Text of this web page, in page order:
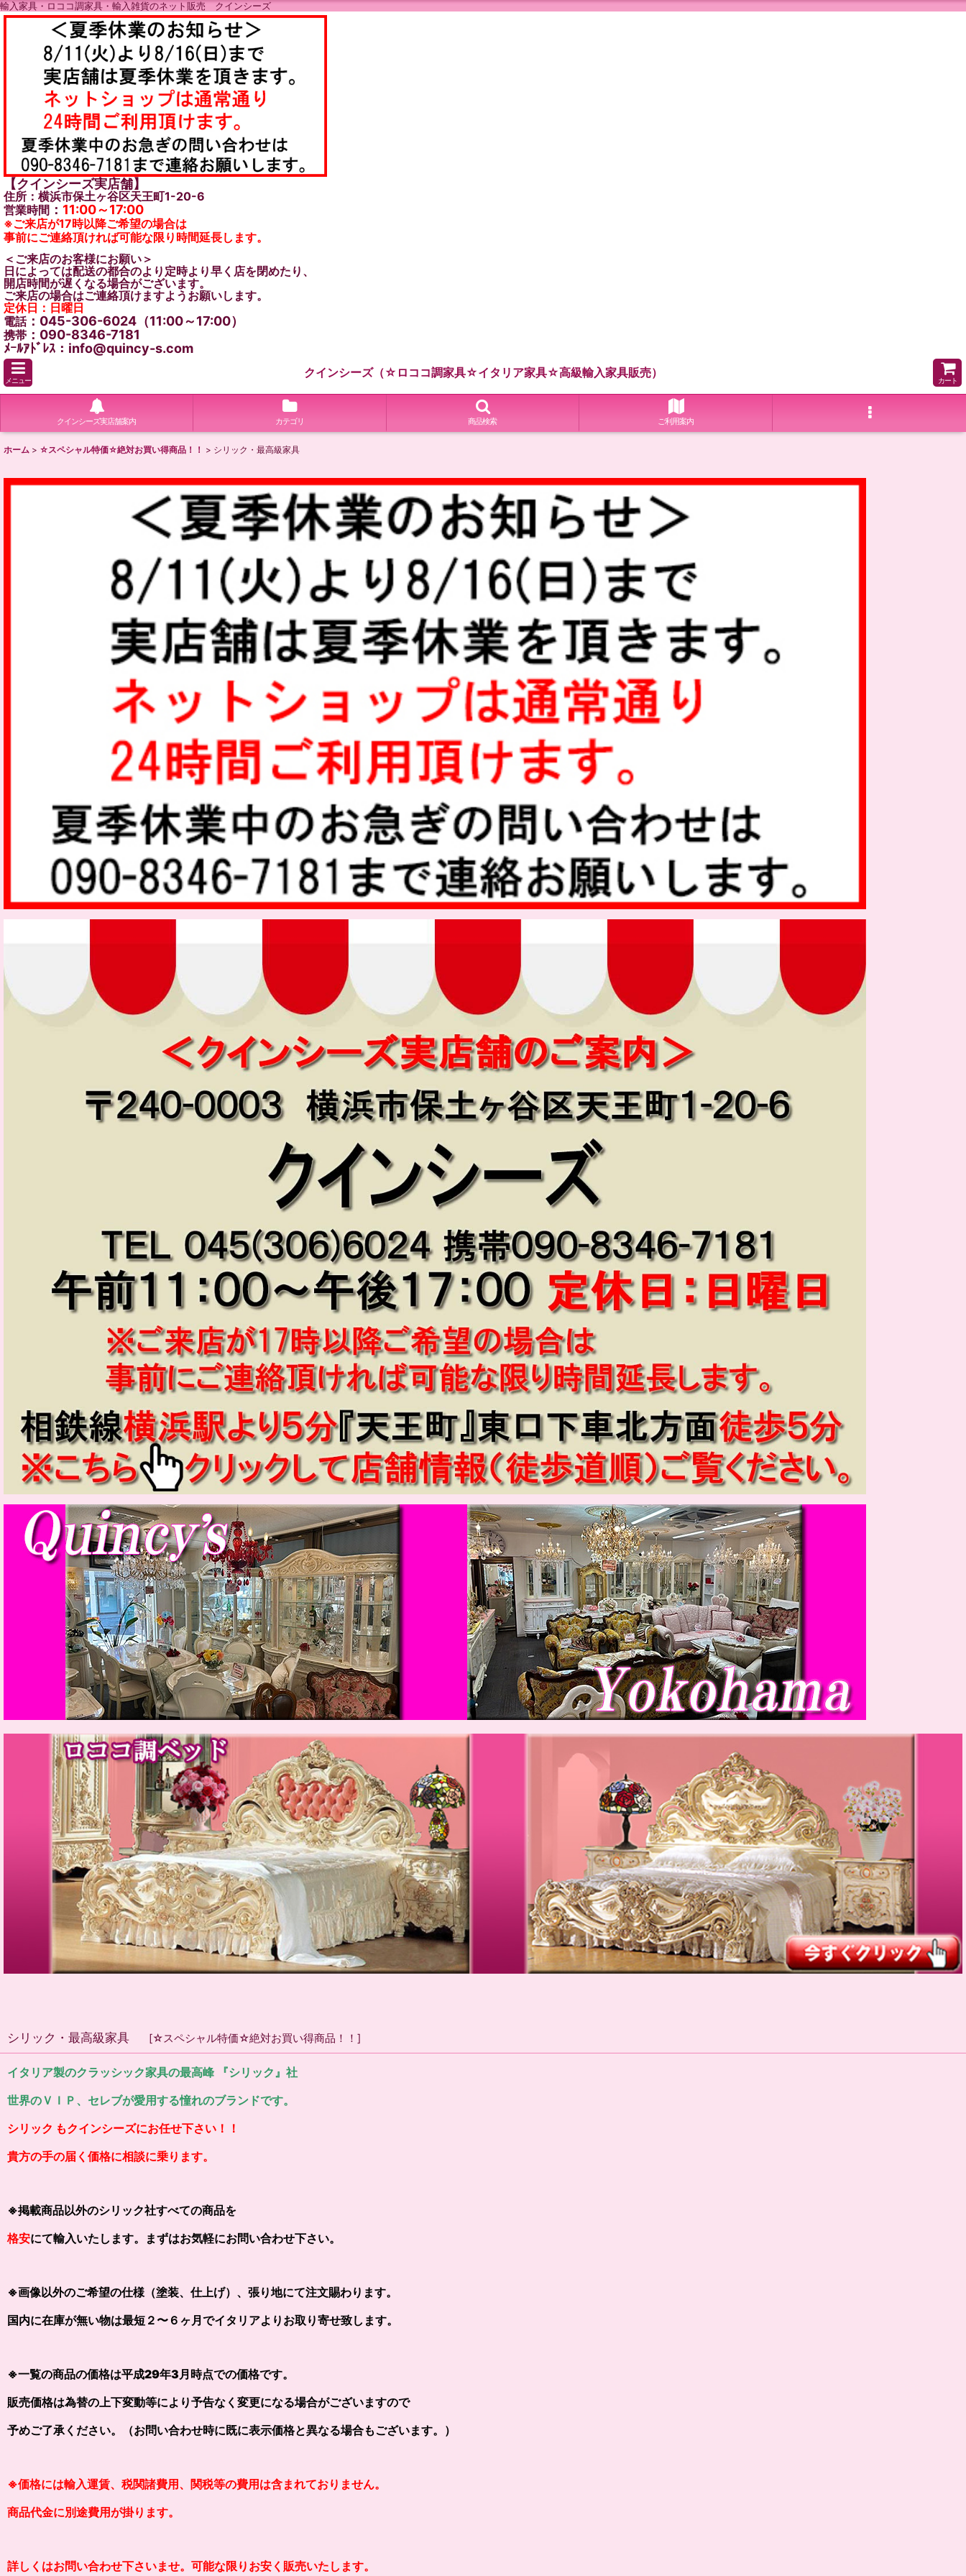
輸入家具・ロココ調家具・輸入雑貨のネット販売 クインシーズ
【クインシーズ実店舗】
住所：横浜市保土ヶ谷区天王町1-20-6
営業時間 ： 11:00～17:00
※ご来店が17時以降ご希望の場合は
事前にご連絡頂ければ可能な限り時間延長します。
＜ご来店のお客様にお願い＞
日によっては配送の都合のより定時より早く店を閉めたり、
開店時間が遅くなる場合がございます。
ご来店の場合はご連絡頂けますようお願いします。
定休日：日曜日
電話：045-306-6024（11:00～17:00）
携帯 ：090-8346-7181
ﾒｰﾙｱﾄﾞﾚｽ：info@quincy-s.com
メニュー
クインシーズ（☆ロココ調家具☆イタリア家具☆高級輸入家具販売）
カート
クインシーズ実店舗案内 カテゴリ 商品検索 ご利用案内
ホーム > ☆スペシャル特価☆絶対お買い得商品！！ > シリック・最高級家具
シリック・最高級家具 [☆スペシャル特価☆絶対お買い得商品！！ ]
イタリア製のクラッシック家具の最高峰 『シリック』社
世界のＶＩＰ、セレブが愛用する憧れのブランドです。
シリック もクインシーズにお任せ下さい！！
貴方の手の届く価格に相談に乗ります。
※掲載商品以外のシリック社すべての商品を
格安にて輸入いたします。まずはお気軽にお問い合わせ下さい。
※画像以外のご希望の仕様（塗装、仕上げ）、張り地にて注文賜わります。
国内に在庫が無い物は最短２〜６ヶ月でイタリアよりお取り寄せ致します。
※一覧の商品の価格は平成29年3月時点での価格です。
販売価格は為替の上下変動等により予告なく変更になる場合がございますので
予めご了承ください。（お問い合わせ時に既に表示価格と異なる場合もございます。）
※価格には輸入運賃、税関諸費用、関税等の費用は含まれておりません。
商品代金に別途費用が掛ります。
詳しくはお問い合わせ下さいませ。可能な限りお安く販売いたします。